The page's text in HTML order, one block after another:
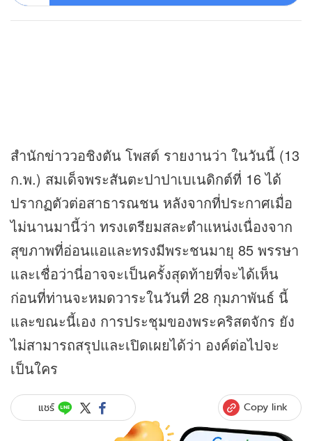
สำนักข่าววอชิงตัน โพสต์ รายงานว่า ในวันนี้ (13
ก.พ.) สมเด็จพระสันตะปาปาเบเนดิกต์ที่ 16 ได้
ปรากฏตัวต่อสาธารณชน หลังจากที่ประกาศเมื่อ
ไม่นานมานี้ว่า ทรงเตรียมสละตำแหน่งเนื่องจาก
สุขภาพที่อ่อนแอและทรงมีพระชนมายุ 85 พรรษา
และเชื่อว่านี่อาจจะเป็นครั้งสุดท้ายที่จะได้เห็น
ก่อนที่ท่านจะหมดวาระในวันที่ 28 กุมภาพันธ์ นี้
และขณะนี้เอง การประชุมของพระคริสตจักร ยัง
ไม่สามารถสรุปและเปิดเผยได้ว่า องค์ต่อไปจะ
เป็นใคร
แชร์ Copy link